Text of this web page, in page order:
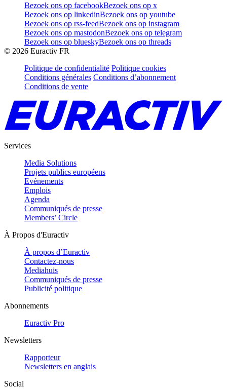
Bezoek ons op facebookBezoek ons op x
Bezoek ons op linkedinBezoek ons op youtube
Bezoek ons op rss-feedBezoek ons op instagram
Bezoek ons op mastodonBezoek ons op telegram
Bezoek ons op blueskyBezoek ons op threads
© 2026 Euractiv FR
Politique de confidentialité Politique cookies
Conditions générales Conditions d’abonnement
Conditions de vente
Services
Media Solutions
Projets publics européens
Evénements
Emplois
Agenda
Communiqués de presse
Members’ Circle
À Propos d'Euractiv
À propos d’Euractiv
Contactez-nous
Mediahuis
Communiqués de presse
Publicité politique
Abonnements
Euractiv Pro
Newsletters
Rapporteur
Newsletters en anglais
Social